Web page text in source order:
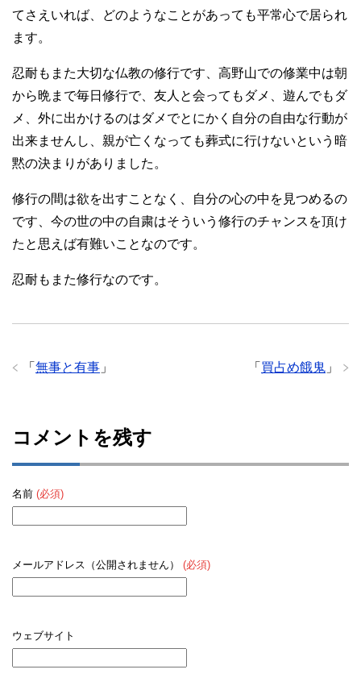
てさえいれば、どのようなことがあっても平常心で居られ
ます。
忍耐もまた大切な仏教の修行です、高野山での修業中は朝
から晩まで毎日修行で、友人と会ってもダメ、遊んでもダ
メ、外に出かけるのはダメでとにかく自分の自由な行動が
出来ませんし、親が亡くなっても葬式に行けないという暗
黙の決まりがありました。
修行の間は欲を出すことなく、自分の心の中を見つめるの
です、今の世の中の自粛はそういう修行のチャンスを頂け
たと思えば有難いことなのです。
忍耐もまた修行なのです。
「 買占め餓鬼 」
「 無事と有事 」
コメントを残す
名前 (必須)
メールアドレス（公開されません） (必須)
ウェブサイト